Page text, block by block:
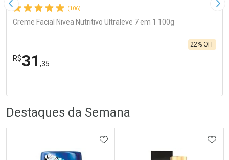
Imagem Anterior (106)
Creme Facial Nivea Nutritivo Ultraleve 7 em 1 100g
R$31 ,35
22% OFF
Laboratório
Destaques da Semana
ADICIONAR AOS FAVORITOS